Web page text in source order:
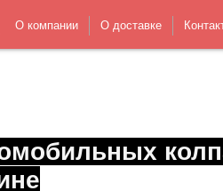
О компании О доставке